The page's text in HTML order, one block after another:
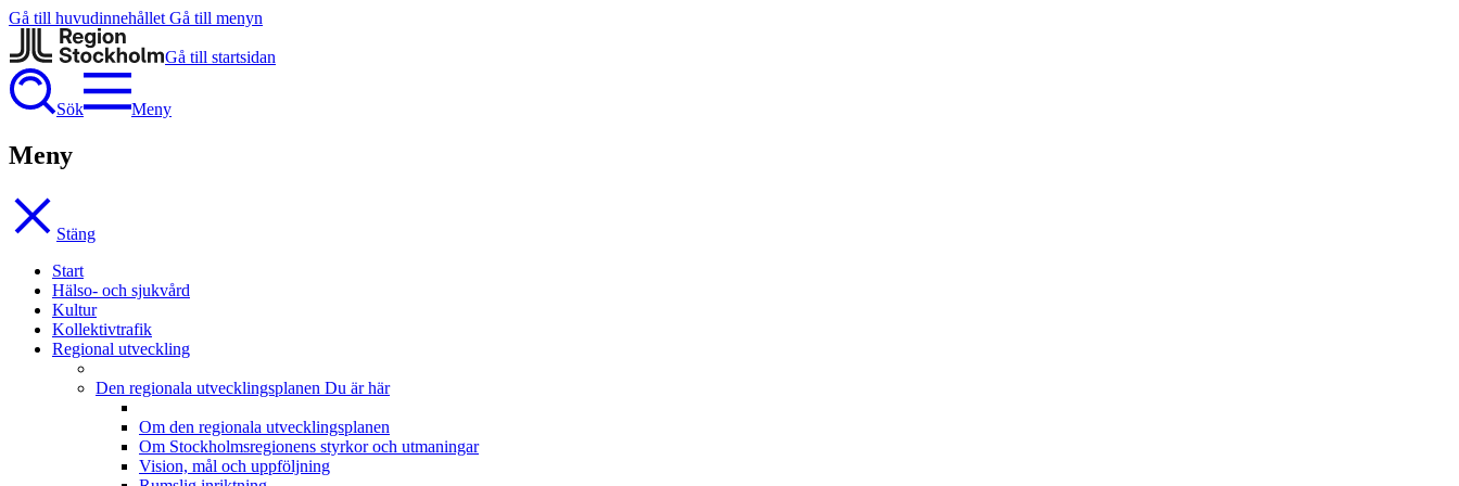
Gå till huvudinnehållet Gå till menyn
Gå till startsidan
Sök Meny
Meny
Stäng
Start
Hälso- och sjukvård
Kultur
Kollektivtrafik
Regional utveckling
Den regionala utvecklingsplanen Du är här
Om den regionala utvecklingsplanen
Om Stockholmsregionens styrkor och utmaningar
Vision, mål och uppföljning